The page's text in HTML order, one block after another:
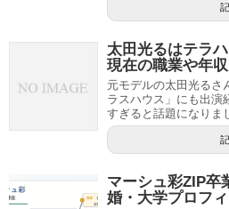
太田光るはテラ
現在の職業や年
元モデルの太田光るさ
ラスハウス」にも出演
すぎると話題になりま
マーシュ彩ZIP卒
婚・大学プロフ